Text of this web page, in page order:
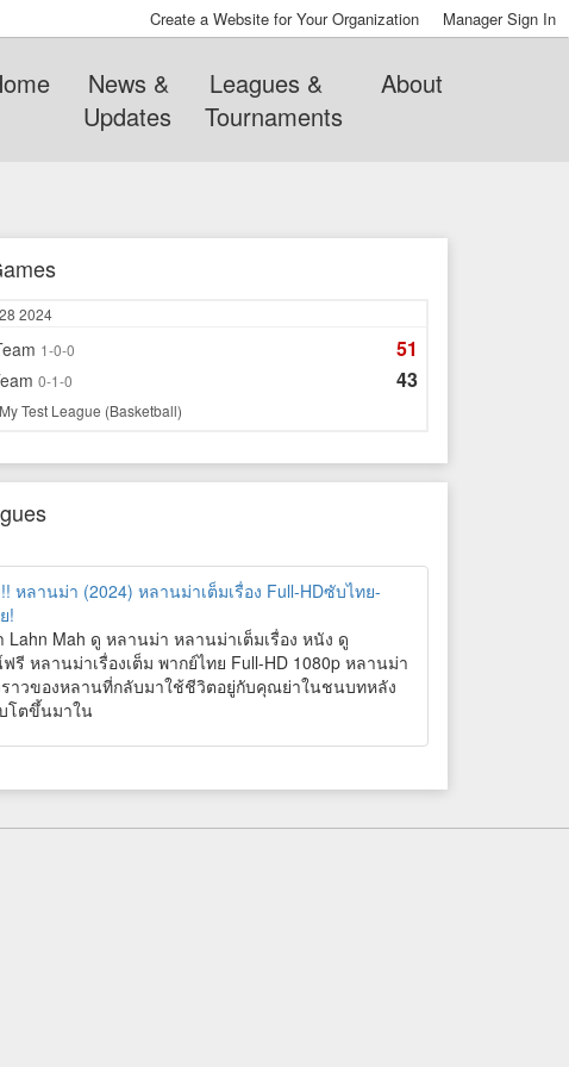
Create a Website for Your Organization Manager Sign In
News &
Updates
Leagues &
Tournaments
About
2024
1-0-0 51
0-1-0 43
Test League (Basketball)
หลานม่า (2024) หลานม่าเต็มเรื่อง Full-HDซับไทย-
!
Lahn Mah ดู หลานม่า หลานม่าเต็มเรื่อง หนัง ดู
รี หลานม่าเรื่องเต็ม พากย์ไทย Full-HD 1080p หลานม่า
ราวของหลานที่กลับมาใช้ชีวิตอยู่กับคุณย่าในชนบทหลัง
โตขึ้นมาใน